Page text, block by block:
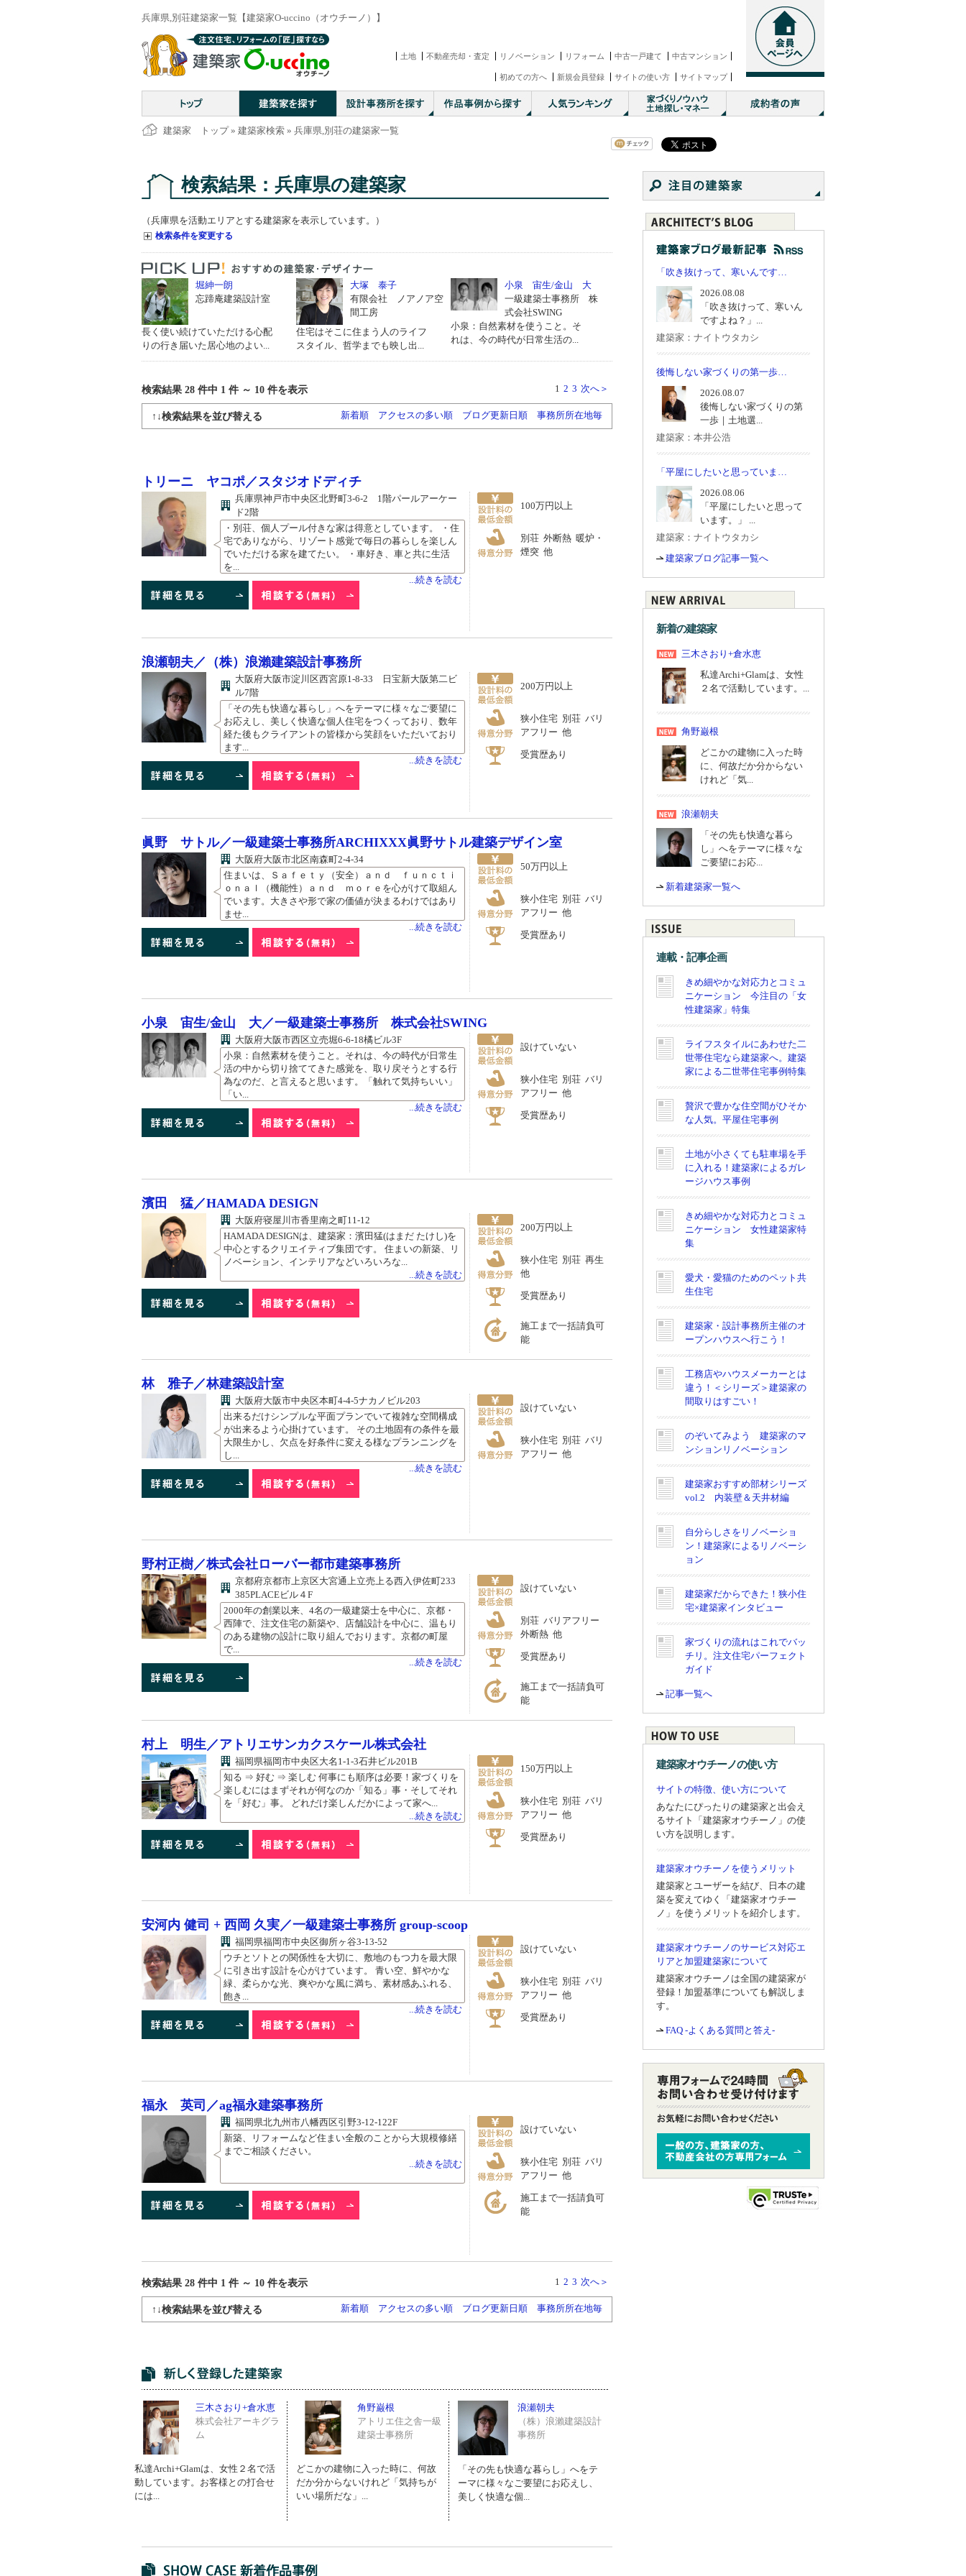
兵庫県,別荘建築家一覧【建築家O-uccino（オウチーノ）】
土地 不動産売却・査定 リノベーション リフォーム 中古一戸建て 中古マンション
初めての方へ 新規会員登録 サイトの使い方 サイトマップ
建築家 トップ» 建築家検索 » 兵庫県,別荘の建築家一覧
検索結果：兵庫県の建築家
（兵庫県を活動エリアとする建築家を表示しています。）
検索条件を変更する
堀紳一朗
忘蹄庵建築設計室
長く使い続けていただける心配
りの行き届いた居心地のよい...
大塚 泰子
有限会社 ノアノア空
間工房
住宅はそこに住まう人のライフ
スタイル、哲学までも映し出...
小泉 宙生/金山 大
一級建築士事務所 株
式会社SWING
小泉：自然素材を使うこと。そ
れは、今の時代が日常生活の...
検索結果 28 件中 1 件 ～ 10 件を表示 1 2 3 次へ＞
↑↓検索結果を並び替える 新着順 アクセスの多い順 ブログ更新日順 事務所所在地毎
トリーニ ヤコポ／スタジオドディチ
兵庫県神戸市中央区北野町3-6-2 1階パールアーケー
ド2階
・別荘、個人プール付きな家は得意としています。 ・住
宅でありながら、リゾート感覚で毎日の暮らしを楽しん
でいただける家を建てたい。 ・車好き、車と共に生活
を...
...続きを読む
100万円以上
別荘 外断熱 暖炉・
煙突 他
浪瀬朝夫／（株）浪瀨建築設計事務所
大阪府大阪市淀川区西宮原1-8-33 日宝新大阪第二ビ
ル7階
「その先も快適な暮らし」へをテーマに様々なご要望に
お応えし、美しく快適な個人住宅をつくっており、数年
経た後もクライアントの皆様から笑顔をいただいており
ます...
...続きを読む
200万円以上
狭小住宅 別荘 バリ
アフリー 他
受賞歴あり
眞野 サトル／一級建築士事務所ARCHIXXX眞野サトル建築デザイン室
大阪府大阪市北区南森町2-4-34
住まいは、Ｓａｆｅｔｙ（安全）ａｎｄ ｆｕｎｃｔｉ
ｏｎａｌ（機能性）ａｎｄ ｍｏｒｅを心がけて取組ん
でいます。大きさや形で家の価値が決まるわけではあり
ませ...
...続きを読む
50万円以上
狭小住宅 別荘 バリ
アフリー 他
受賞歴あり
小泉 宙生/金山 大／一級建築士事務所 株式会社SWING
大阪府大阪市西区立売堀6-6-18橘ビル3F
小泉：自然素材を使うこと。それは、今の時代が日常生
活の中から切り捨ててきた感覚を、取り戻そうとする行
為なのだ、と言えると思います。「触れて気持ちいい」
「い...
...続きを読む
設けていない
狭小住宅 別荘 バリ
アフリー 他
受賞歴あり
濱田 猛／HAMADA DESIGN
大阪府寝屋川市香里南之町11-12
HAMADA DESIGNは、建築家：濱田猛(はまだ たけし)を
中心とするクリエイティブ集団です。 住まいの新築、リ
ノベーション、インテリアなどいろいろな...
...続きを読む
200万円以上
狭小住宅 別荘 再生
他
受賞歴あり
施工まで一括請負可
能
林 雅子／林建築設計室
大阪府大阪市中央区本町4-4-5ナカノビル203
出来るだけシンプルな平面プランでいて複雑な空間構成
が出来るよう心掛けています。 その土地固有の条件を最
大限生かし、欠点を好条件に変える様なプランニングを
し...
...続きを読む
設けていない
狭小住宅 別荘 バリ
アフリー 他
野村正樹／株式会社ローバー都市建築事務所
京都府京都市上京区大宮通上立売上る西入伊佐町233
385PLACEビル４F
2000年の創業以来、4名の一級建築士を中心に、京都・
西陣で、注文住宅の新築や、店舗設計を中心に、温もり
のある建物の設計に取り組んでおります。京都の町屋
で...
...続きを読む
設けていない
別荘 バリアフリー
外断熱 他
受賞歴あり
施工まで一括請負可
能
村上 明生／アトリエサンカクスケール株式会社
福岡県福岡市中央区大名1-1-3石井ビル201B
知る ⇒ 好む ⇒ 楽しむ 何事にも順序は必要！家づくりを
楽しむにはまずそれが何なのか「知る」事・そしてそれ
を「好む」事。 どれだけ楽しんだかによって家へ...
...続きを読む
150万円以上
狭小住宅 別荘 バリ
アフリー 他
受賞歴あり
安河内 健司 + 西岡 久実／一級建築士事務所 group-scoop
福岡県福岡市中央区御所ヶ谷3-13-52
ウチとソトとの関係性を大切に、敷地のもつ力を最大限
に引き出す設計を心がけています。 青い空、鮮やかな
緑、柔らかな光、爽やかな風に満ち、素材感あふれる、
飽き...
...続きを読む
設けていない
狭小住宅 別荘 バリ
アフリー 他
受賞歴あり
福永 英司／ag福永建築事務所
福岡県北九州市八幡西区引野3-12-122F
新築、リフォームなど住まい全般のことから大規模修繕
までご相談ください。
...続きを読む
設けていない
狭小住宅 別荘 バリ
アフリー 他
施工まで一括請負可
能
検索結果 28 件中 1 件 ～ 10 件を表示 1 2 3 次へ＞
↑↓検索結果を並び替える 新着順 アクセスの多い順 ブログ更新日順 事務所所在地毎
三木さおり+倉水恵
株式会社アーキグラ
ム
私達Archi+Glamは、女性２名で活
動しています。お客様との打合せ
には...
角野巌根
アトリエ住之舎一級
建築士事務所
どこかの建物に入った時に、何故
だか分からないけれど「気持ちが
いい場所だな」...
浪瀬朝夫
（株）浪瀨建築設計
事務所
「その先も快適な暮らし」へをテ
ーマに様々なご要望にお応えし、
美しく快適な個...
「吹き抜けって、寒いんです…
2026.08.08
「吹き抜けって、寒いん
ですよね？」...
建築家：ナイトウタカシ
後悔しない家づくりの第一歩…
2026.08.07
後悔しない家づくりの第
一歩｜土地選...
建築家：本井公浩
「平屋にしたいと思っていま…
2026.08.06
「平屋にしたいと思って
います。」 ...
建築家：ナイトウタカシ
建築家ブログ記事一覧へ
新着の建築家
三木さおり+倉水恵
私達Archi+Glamは、女性
２名で活動しています。...
角野巌根
どこかの建物に入った時
に、何故だか分からない
けれど「気...
浪瀬朝夫
「その先も快適な暮ら
し」へをテーマに様々な
ご要望にお応...
新着建築家一覧へ
連載・記事企画
きめ細やかな対応力とコミュ
ニケーション 今注目の「女
性建築家」特集
ライフスタイルにあわせた二
世帯住宅なら建築家へ。建築
家による二世帯住宅事例特集
贅沢で豊かな住空間がひそか
な人気。平屋住宅事例
土地が小さくても駐車場を手
に入れる！建築家によるガレ
ージハウス事例
きめ細やかな対応力とコミュ
ニケーション 女性建築家特
集
愛犬・愛猫のためのペット共
生住宅
建築家・設計事務所主催のオ
ープンハウスへ行こう！
工務店やハウスメーカーとは
違う！＜シリーズ＞建築家の
間取りはすごい！
のぞいてみよう 建築家のマ
ンションリノベーション
建築家おすすめ部材シリーズ
vol.2 内装壁＆天井材編
自分らしさをリノベーショ
ン！建築家によるリノベーシ
ョン
建築家だからできた！狭小住
宅×建築家インタビュー
家づくりの流れはこれでバッ
チリ。注文住宅パーフェクト
ガイド
記事一覧へ
建築家オウチーノの使い方
サイトの特徴、使い方について
あなたにぴったりの建築家と出会え
るサイト「建築家オウチーノ」の使
い方を説明します。
建築家オウチーノを使うメリット
建築家とユーザーを結び、日本の建
築を変えてゆく「建築家オウチー
ノ」を使うメリットを紹介します。
建築家オウチーノのサービス対応エ
リアと加盟建築家について
建築家オウチーノは全国の建築家が
登録！加盟基準についても解説しま
す。
FAQ -よくある質問と答え-